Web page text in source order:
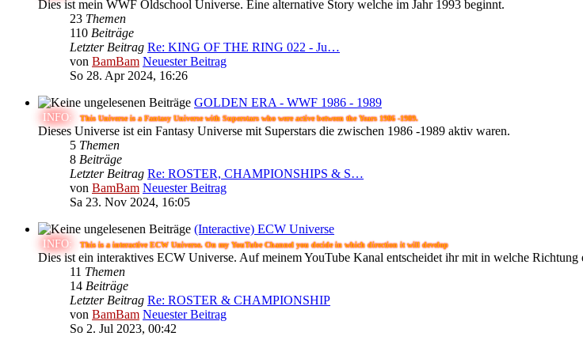
Dies ist mein WWF Oldschool Universe. Eine alternative Story welche im Jahr 1993 beginnt.
23 Themen
110 Beiträge
Letzter Beitrag Re: KING OF THE RING 022 - Ju…
von BamBam Neuester Beitrag
So 28. Apr 2024, 16:26
GOLDEN ERA - WWF 1986 - 1989
INFO: This Universe is a Fantasy Universe with Superstars who were active between the Years 1986 -1989.
Dieses Universe ist ein Fantasy Universe mit Superstars die zwischen 1986 -1989 aktiv waren.
5 Themen
8 Beiträge
Letzter Beitrag Re: ROSTER, CHAMPIONSHIPS & S…
von BamBam Neuester Beitrag
Sa 23. Nov 2024, 16:05
(Interactive) ECW Universe
INFO: This is a interactive ECW Universe. On my YouTube Channel you decide in which direction it will develop
Dies ist ein interaktives ECW Universe. Auf meinem YouTube Kanal entscheidet ihr mit in welche Richtung
11 Themen
14 Beiträge
Letzter Beitrag Re: ROSTER & CHAMPIONSHIP
von BamBam Neuester Beitrag
So 2. Jul 2023, 00:42